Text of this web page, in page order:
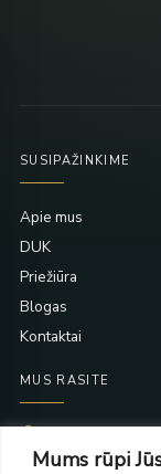
Mums rūpi
SUSIPAŽINKIME
Apie mus
DUK
Priežiūra
Blogas
Kontaktai
MUS RASITE
PC Molas, Klaipėda